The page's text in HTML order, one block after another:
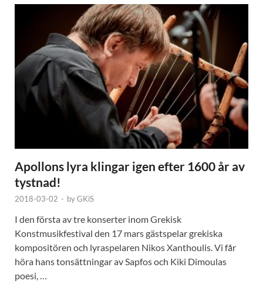
Apollons lyra klingar igen efter 1600 år av
tystnad!
2018-03-02 - byGKiS
I den första av tre konserter inom Grekisk
Konstmusikfestival den 17 mars gästspelar grekiska
kompositören och lyraspelaren Nikos Xanthoulis. Vi får
höra hans tonsättningar av Sapfos och Kiki Dimoulas
poesi, …